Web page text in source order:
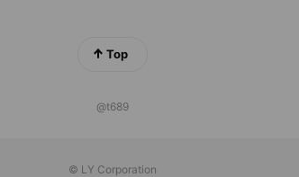
Top
@t689
© LY Corporation